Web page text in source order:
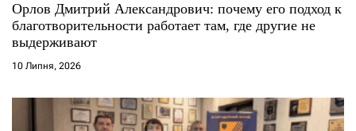
Орлов Дмитрий Александрович: почему его подход к
благотворительности работает там, где другие не
выдерживают
10 Липня, 2026